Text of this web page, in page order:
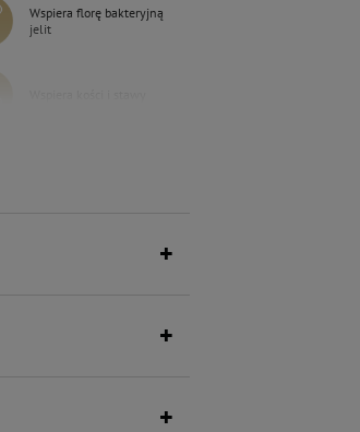
Wspiera florę bakteryjną
jelit